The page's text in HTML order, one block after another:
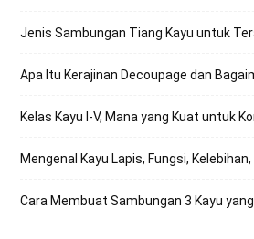
Jenis Sambungan Tiang Kayu untuk
Apa Itu Kerajinan Decoupage dan
Kelas Kayu I-V, Mana yang Kuat untuk
Mengenal Kayu Lapis, Fungsi,
Cara Membuat Sambungan 3 Kayu